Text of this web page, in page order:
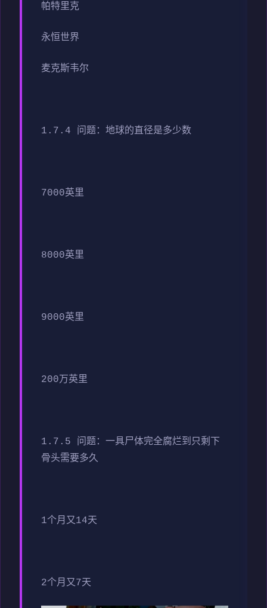
帕特里克
永恒世界
麦克斯韦尔
1.7.4 问题：地球的直径是多少数
7000英里
8000英里
9000英里
200万英里
1.7.5 问题：一具尸体完全腐烂到只剩下
骨头需要多久
1个月又14天
2个月又7天